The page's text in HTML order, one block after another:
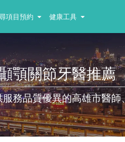
項目預約 健康工具
顎關節牙醫推薦
務品質優異的高雄市醫師